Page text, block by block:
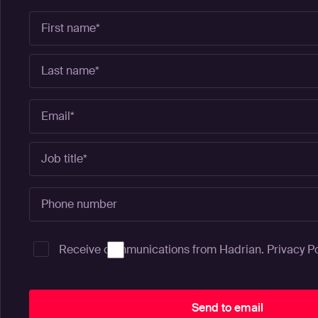
Receive communications from Hadrian. Privacy